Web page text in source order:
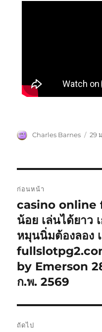
ผู้Charles Barnes
เขีย
29
เรื่อง
ก่อนหน้า
เรื่อง
ก่อน
หน้า:
casino online
น้อย เล่นได้ยาว
หมุนนิ่มต้องลอง
by Emerson
ก.พ. 2569
ถัดไป